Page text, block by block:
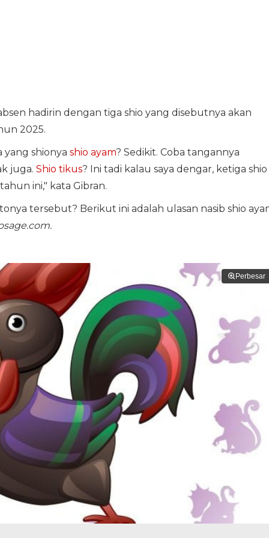
hadirin dengan tiga shio yang disebutnya akan
2025.
yang shionya shio ayam? Sedikit. Coba tangannya
juga. Shio tikus? Ini tadi kalau saya dengar, ketiga shio
ini," kata Gibran.
tersebut? Berikut ini adalah ulasan nasib shio
Perbesar